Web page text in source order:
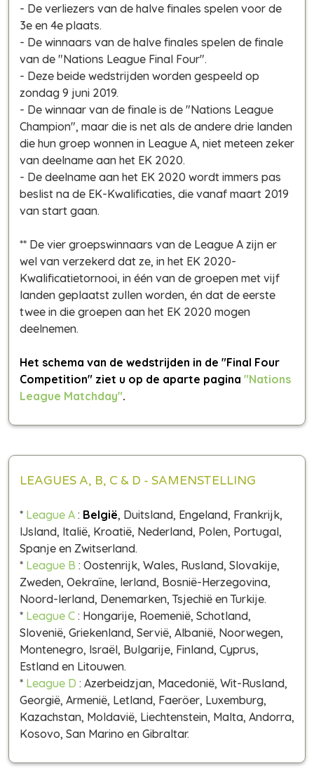
- De verliezers van de halve finales spelen voor de
3e en 4e plaats.
- De winnaars van de halve finales spelen de finale
van de "Nations League Final Four".
- Deze beide wedstrijden worden gespeeld op
zondag 9 juni 2019.
- De winnaar van de finale is de "Nations League
Champion", maar die is net als de andere drie landen
die hun groep wonnen in League A, niet meteen zeker
van deelname aan het EK 2020.
- De deelname aan het EK 2020 wordt immers pas
beslist na de EK-Kwalificaties, die vanaf maart 2019
van start gaan.
** De vier groepswinnaars van de League A zijn er
wel van verzekerd dat ze, in het EK 2020-
Kwalificatietornooi, in één van de groepen met vijf
landen geplaatst zullen worden, én dat de eerste
twee in die groepen aan het EK 2020 mogen
deelnemen.
Het schema van de wedstrijden in de "Final Four
Competition" ziet u op de aparte pagina "Nations
League Matchday".
LEAGUES A, B, C & D - SAMENSTELLING
* League A : België, Duitsland, Engeland, Frankrijk,
IJsland, Italië, Kroatië, Nederland, Polen, Portugal,
Spanje en Zwitserland.
* League B : Oostenrijk, Wales, Rusland, Slovakije,
Zweden, Oekraïne, Ierland, Bosnië-Herzegovina,
Noord-Ierland, Denemarken, Tsjechië en Turkije.
* League C : Hongarije, Roemenië, Schotland,
Slovenië, Griekenland, Servië, Albanië, Noorwegen,
Montenegro, Israël, Bulgarije, Finland, Cyprus,
Estland en Litouwen.
* League D : Azerbeidzjan, Macedonië, Wit-Rusland,
Georgië, Armenië, Letland, Faeröer, Luxemburg,
Kazachstan, Moldavië, Liechtenstein, Malta, Andorra,
Kosovo, San Marino en Gibraltar.